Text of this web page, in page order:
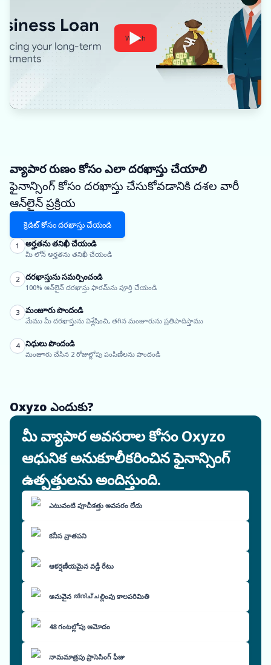
Watch
వ్యాపార రుణం కోసం ఎలా దరఖాస్తు చేయాలి
ఫైనాన్సింగ్ కోసం దరఖాస్తు చేసుకోవడానికి దశల వారీ
ఆన్‌లైన్ ప్రక్రియ
క్రెడిట్ కోసం దరఖాస్తు చేయండి
1 అర్హతను తనిఖీ చేయండి
మీ లోన్ అర్హతను తనిఖీ చేయండి
2 దరఖాస్తును సమర్పించండి
100% ఆన్‌లైన్ దరఖాస్తు ఫారమ్‌ను పూర్తి చేయండి
3 మంజూరు పొందండి
మేము మీ దరఖాస్తును విశ్లేషించి, తగిన మంజూరును ప్రతిపాదిస్తాము
4 నిధులు పొందండి
మంజూరు చేసిన 2 రోజుల్లోపు పంపిణీలను పొందండి
Oxyzo ఎందుకు?
మీ వ్యాపార అవసరాల కోసం Oxyzo
ఆధునిక అనుకూలీకరించిన ఫైనాన్సింగ్
ఉత్పత్తులను అందిస్తుంది.
ఎటువంటి పూచీకత్తు అవసరం లేదు
కనీస వ్రాతపని
ఆకర్షణీయమైన వడ్డీ రేటు
అనువైన തിരിച്ചల్లింపు కాలపరిమితి
48 గంటల్లోపు ఆమోదం
నామమాత్రపు ప్రాసెసింగ్ ఫీజు